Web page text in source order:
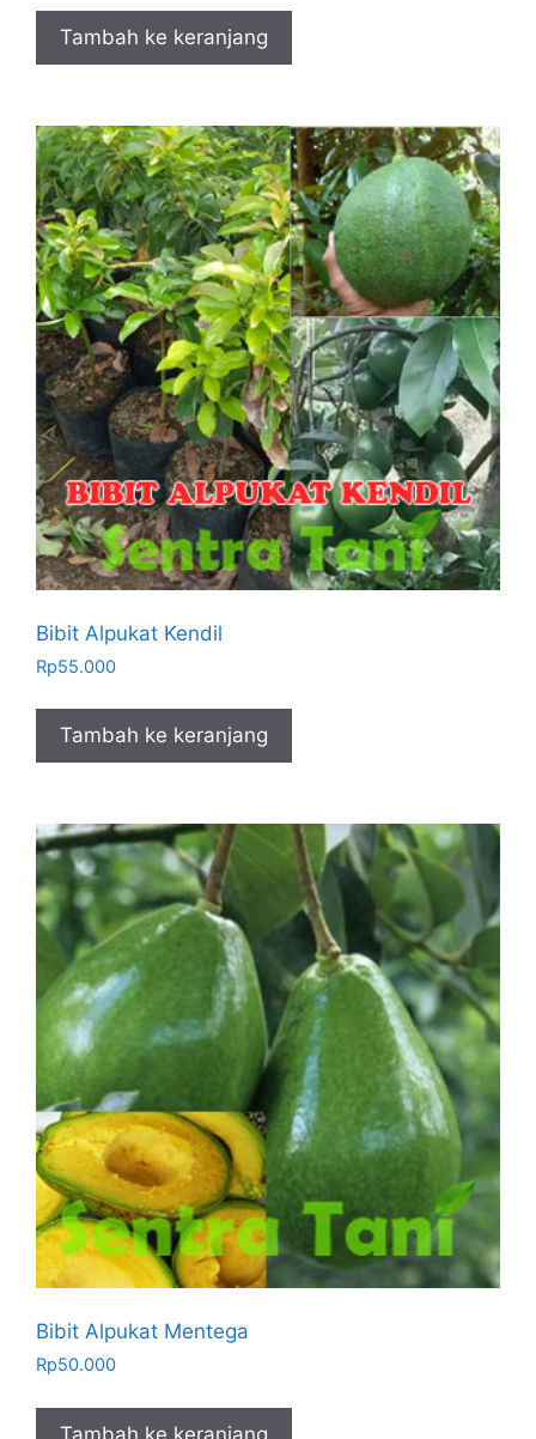
Tambah ke keranjang
Bibit Alpukat Kendil
Rp55.000
Tambah ke keranjang
Bibit Alpukat Mentega
Rp50.000
Tambah ke keranjang